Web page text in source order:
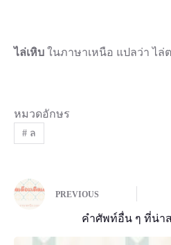
ไล่เหิบ ในภาษาเหนือ แปลว่า ไล่
หมวดอักษร
#ล
PREVIOUS
คำศัพท์อื่น ๆ ที่น่า